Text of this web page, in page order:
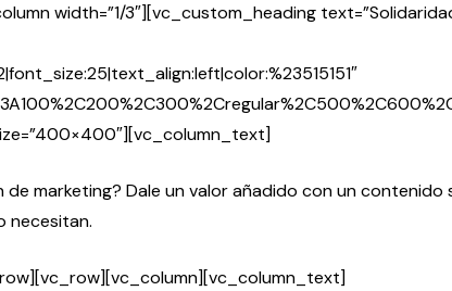
width=”1/3″][vc_custom_heading
de marketing? Dale un valor añadido con un contenido
necesitan.